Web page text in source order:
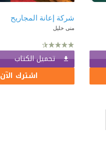
شركة إعانة المجاريح
منى خليل
تحميل الكتاب
اشترك الآن